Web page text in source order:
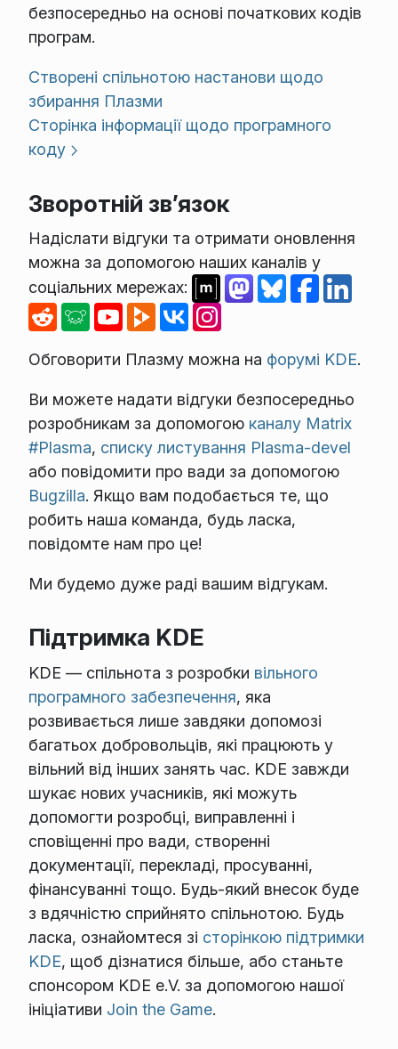
безпосередньо на основі початкових кодів
програм.
Створені спільнотою настанови щодо
збирання Плазми
Сторінка інформації щодо програмного
коду
Зворотній зв’язок
Надіслати відгуки та отримати оновлення
можна за допомогою наших каналів у
соціальних мережах:
Обговорити Плазму можна на форумі KDE.
Ви можете надати відгуки безпосередньо
розробникам за допомогою каналу Matrix
#Plasma, списку листування Plasma-devel
або повідомити про вади за допомогою
Bugzilla. Якщо вам подобається те, що
робить наша команда, будь ласка,
повідомте нам про це!
Ми будемо дуже раді вашим відгукам.
Підтримка KDE
KDE — спільнота з розробки вільного
програмного забезпечення, яка
розвивається лише завдяки допомозі
багатьох добровольців, які працюють у
вільний від інших занять час. KDE завжди
шукає нових учасників, які можуть
допомогти розробці, виправленні і
сповіщенні про вади, створенні
документації, перекладі, просуванні,
фінансуванні тощо. Будь-який внесок буде
з вдячністю сприйнято спільнотою. Будь
ласка, ознайомтеся зі сторінкою підтримки
KDE, щоб дізнатися більше, або станьте
спонсором KDE e.V. за допомогою нашої
ініціативи Join the Game.